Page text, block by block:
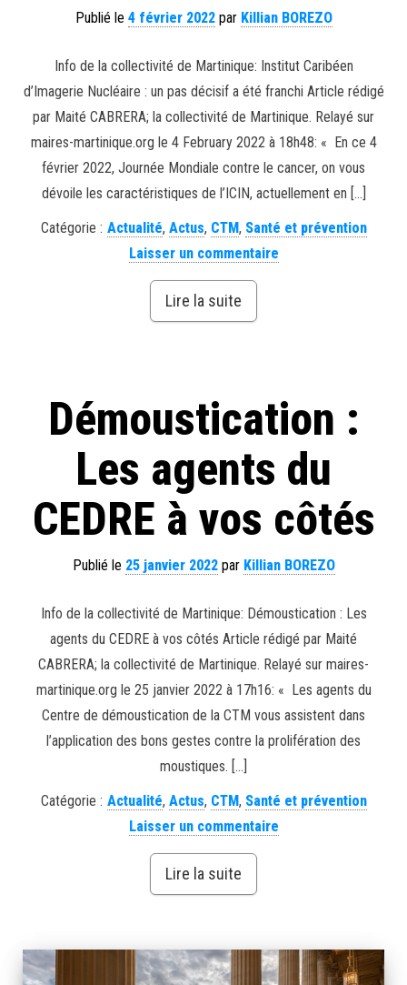
Publié le 4 février 2022par Killian BOREZO
Info de la collectivité de Martinique: Institut Caribéen
d’Imagerie Nucléaire : un pas décisif a été franchi Article rédigé
par Maité CABRERA; la collectivité de Martinique. Relayé sur
maires-martinique.org le 4 February 2022 à 18h48: « En ce 4
février 2022, Journée Mondiale contre le cancer, on vous
dévoile les caractéristiques de l’ICIN, actuellement en […]
Catégorie : Actualité, Actus, CTM, Santé et prévention
Laisser un commentaire
Lire la suite
Démoustication :
Les agents du
CEDRE à vos côtés
Publié le 25 janvier 2022par Killian BOREZO
Info de la collectivité de Martinique: Démoustication : Les
agents du CEDRE à vos côtés Article rédigé par Maité
CABRERA; la collectivité de Martinique. Relayé sur maires-
martinique.org le 25 janvier 2022 à 17h16: « Les agents du
Centre de démoustication de la CTM vous assistent dans
l’application des bons gestes contre la prolifération des
moustiques. […]
Catégorie : Actualité, Actus, CTM, Santé et prévention
Laisser un commentaire
Lire la suite